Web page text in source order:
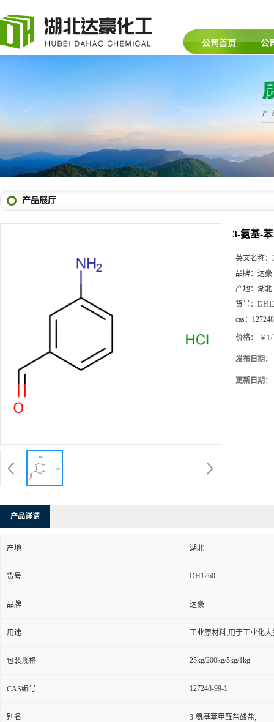
公司首页 公
产品展厅
3-氨基-
英文名称：
品牌： 达豪
产地： 湖北
货号：
cas：
价格： ￥
发布日期：
更新日期：
产品详请
产地 湖北
货号 DH1260
品牌 达豪
用途 工业原材料,用于工业化大
包装规格 25kg/200kg/5kg/1kg
CAS编号 127248-99-1
别名 3-氨基苯甲醛盐酸盐;